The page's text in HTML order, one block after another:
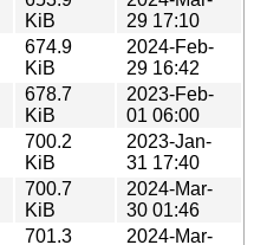
KiB
29 17:10
674.9
KiB
2024-Feb-
29 16:42
678.7
KiB
2023-Feb-
01 06:00
700.2
KiB
2023-Jan-
31 17:40
700.7
KiB
2024-Mar-
30 01:46
701.3 2024-Mar-